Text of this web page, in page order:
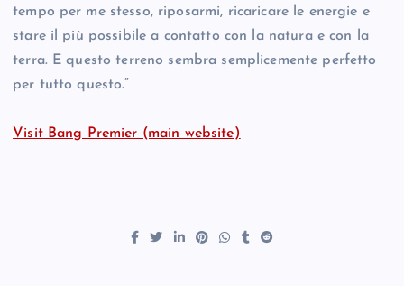
tempo per me stesso, riposarmi, ricaricare le energie e
stare il più possibile a contatto con la natura e con la
terra. E questo terreno sembra semplicemente perfetto
per tutto questo.”
Visit Bang Premier (main website)